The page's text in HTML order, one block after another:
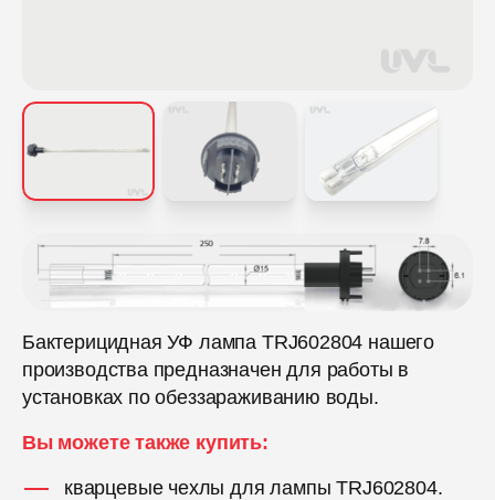
Бактерицидная УФ лампа TRJ602804 нашего
производства предназначен для работы в
установках по обеззараживанию воды.
Вы можете также купить:
кварцевые чехлы для лампы TRJ602804.